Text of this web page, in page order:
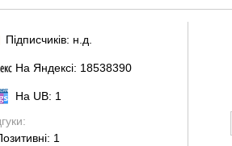
Підписчиків: н.д.
На Яндексі: 18538390
На UB: 1
1